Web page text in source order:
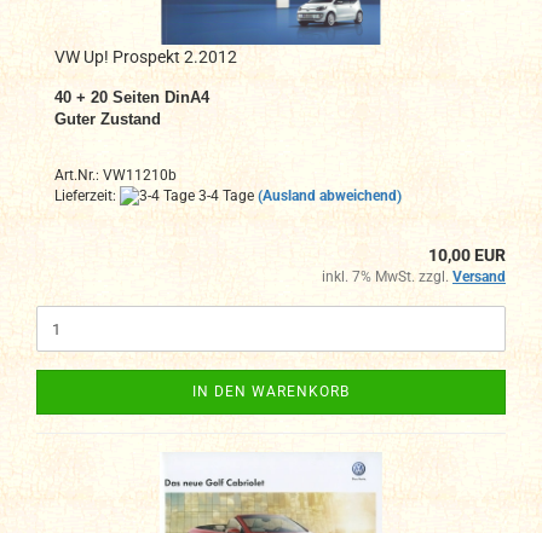
VW Up! Prospekt 2.2012
40 + 20 Seiten DinA4
Guter Zustand
Art.Nr.: VW11210b
Lieferzeit:
3-4 Tage (Ausland abweichend)
10,00 EUR
inkl. 7% MwSt. zzgl. Versand
IN DEN WARENKORB